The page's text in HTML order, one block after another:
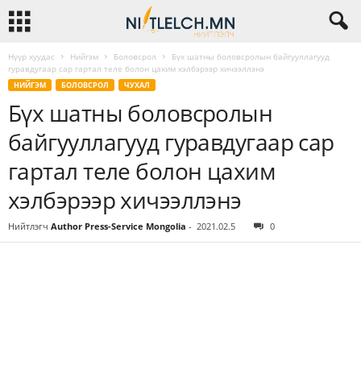
Нүүр хуудас Нийгэм Боловсрол
Бүх шатны боловсролын байгууллагууд
гуравдугаар сар гартал теле болон цахим хэлбэрээр хичээллэнэ
НИЙГЭМ БОЛОВСРОЛ ЧУХАЛ
Бүх шатны боловсролын
байгууллагууд гуравдугаар сар
гартал теле болон цахим
хэлбэрээр хичээллэнэ
Нийтлэгч Author Press-Service Mongolia - 2021.02.5 0